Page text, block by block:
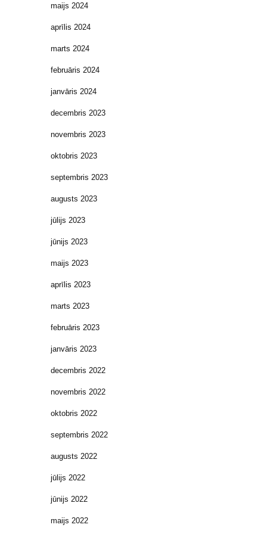
maijs 2024
aprīlis 2024
marts 2024
februāris 2024
janvāris 2024
decembris 2023
novembris 2023
oktobris 2023
septembris 2023
augusts 2023
jūlijs 2023
jūnijs 2023
maijs 2023
aprīlis 2023
marts 2023
februāris 2023
janvāris 2023
decembris 2022
novembris 2022
oktobris 2022
septembris 2022
augusts 2022
jūlijs 2022
jūnijs 2022
maijs 2022